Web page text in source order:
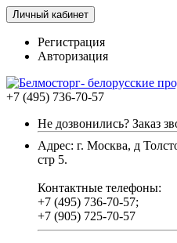
Личный кабинет
Регистрация
Авторизация
+7 (495) 736-70-57
Не дозвонились? Заказ
Адрес: г. Москва, д
стр 5.
Контактные телефоны:
+7 (495) 736-70-57;
+7 (905) 725-70-57